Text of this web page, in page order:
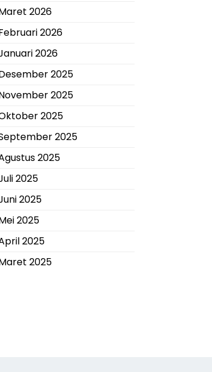
2026
2026
2026
2025
2025
2025
2025
2025
2025
2025
2025
2025
2025